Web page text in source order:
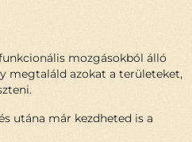
mozgásokból álló
megtaláld azokat a területeket,
utána már kezdheted is a